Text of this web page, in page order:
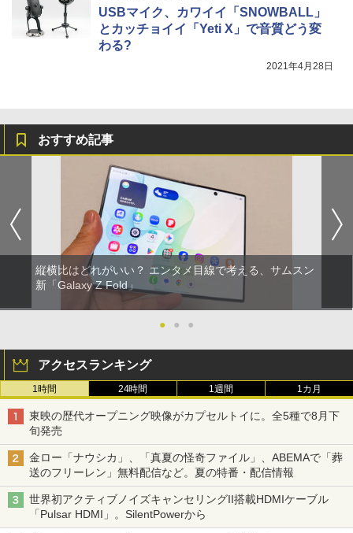
USBマイク、カワイイ「SNOWBALL」
とカッチョイイ「Yeti X」で音質どう変
わる?
2021年4月28日
おすすめ記事
縦横比はどれがいい？ エンタメ目線で考える、サムスン
新「Galaxy Z Fold」
● ● ●
アクセスランキング
1時間 24時間 1週間 1カ月
東映の歴代オープニング映像がカプセルトイに。全5種で8月下
旬発売
金ロー「ナウシカ」、「真夏の怪奇ファイル」、ABEMAで「葬
送のフリーレン」無料配信など。夏の特番・配信情報
世界初アクティブノイズキャンセリングII搭載HDMIケーブル
「Pulsar HDMI」。SilentPowerから